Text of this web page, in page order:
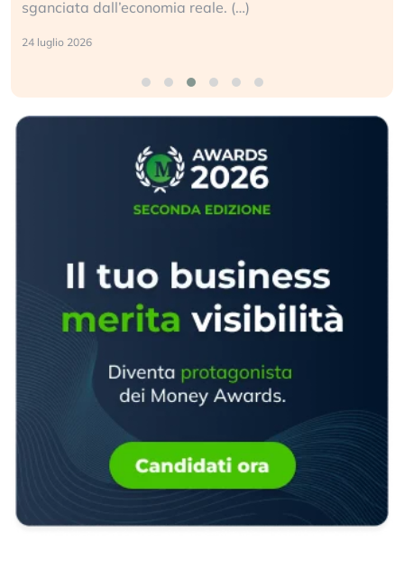
sganciata dall’economia reale. (…)
24 luglio 2026